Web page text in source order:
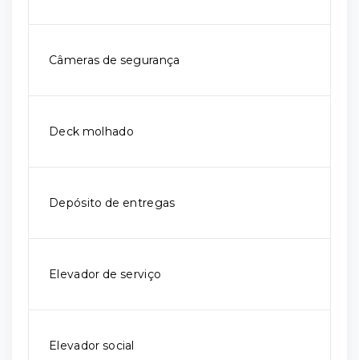
Câmeras de segurança
Deck molhado
Depósito de entregas
Elevador de serviço
Elevador social